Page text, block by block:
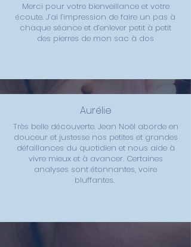
Merci pour votre bienveillance et votre
écoute. J’ai l’impression de faire un pas à
chaque séance et d’enlever petit à petit
des pierres de mon sac à dos
Aurélie
Très belle découverte. Jean Noël aborde en
douceur et justesse nos petites et grandes
défaillances du quotidien et nous aide à
vivre mieux et à avancer. Certaines
analyses sont étonnantes, voire
bluffantes.